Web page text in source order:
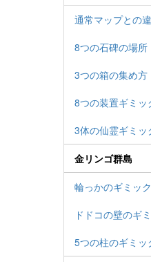
通常マップとの
8つの石碑の場所
3つの箱の集め方
8つの装置ギミッ
3体の仙霊ギミッ
金リンゴ群島
輪っかのギミッ
ドドコの壁のギ
5つの柱のギミッ